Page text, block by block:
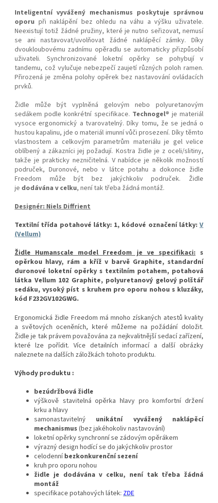
Inteligentní vyvážený mechanismus poskytuje správnou
oporu při naklápění bez ohledu na váhu a výšku uživatele.
Neexistují totiž žádné pružiny, které je nutno seřizovat, nemusí
se ani nastavovat/uvolňovat žádné naklápěcí zámky. Díky
dvoukloubovému zadnímu opěradlu se automaticky přizpůsobí
uživateli. Synchronizované loketní opěrky se pohybují v
tandemu, což vylučuje nebezpečí zaujetí různých poloh ramen.
Přirozená je změna polohy opěrek bez nastavování ovládacích
prvků.
Židle může být vyplněná gelovým nebo polyuretanovým
sedákem podle konkrétní specifikace. Technogel® je materiál
vysoce ergonomický a tvarovatelný. Díky tomu, že se jedná o
hustou kapalinu, jde o materiál imunní vůči prosezení. Díky těmto
vlastnostem a celkovým parametrům materiálu je gel velice
oblíbený a zákazníci jej požadují. Kostra židle je z oceli/slitiny,
takže je prakticky nezničitelná. V nabídce je několik možností
područek, Duronové, nebo v látce potahu a dokonce židle
Freedom může být bez jakýchkoliv područek. Židle
je dodávána v celku, není tak třeba žádná montáž.
Designér: Niels Diffrient
Textilní třída potahové látky: 1, kódové označení látky: V
(Vellum)
Židle Humanscale model Freedom je ve specifikaci: s
opěrkou hlavy, rám a kříž v barvě Graphite, standardní
duronové loketní opěrky s textilním potahem, potahová
látka Vellum 102 Graphite, polyuretanový gelový polštář
sedáku, vysoký píst s kruhem pro oporu nohou s kluzáky,
kód F232GV102GWG.
Ergonomická židle Freedom má mnoho získaných atestů kvality
a světových oceněních, které můžeme na požádání doložit.
Židle je tak právem považována za nejkvalitnější sedací zařízení,
které lze pořídit. Více detailních informací a další obrázky
naleznete na dalších záložkách tohoto produktu.
Výhody produktu :
bezúdržbová židle
výškově stavitelná opěrka hlavy pro komfortní držení
krku a hlavy
samonastavitelný
unikátní vyvážený naklápěcí
mechanismus (bez jakéhokoliv nastavování)
loketní opěrky synchronní se zádovým opěrákem
výrazný design hodící se do jakýchkoliv prostor
celodenní bezkonkurenční sezení
kruh pro oporu nohou
židle je dodávána v celku, není tak třeba žádná
montáž
specifikace potahových látek: ZDE